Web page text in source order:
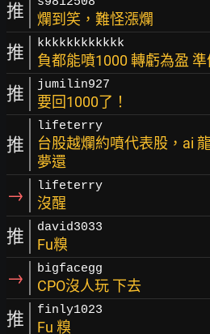
推 爛到笑，難怪漲爛
推 kkkkkkkkkkkk
負都能噴1000 轉虧為盈
推 jumilin927
要回1000了！
推
lifeterry
台股越爛約噴代表股，ai
夢還
→ lifeterry
沒醒
推 david3033
Fu糗
→ bigfacegg
CPO沒人玩 下去
推 finly1023
Fu 糗